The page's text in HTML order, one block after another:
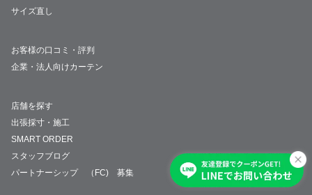
サイズ直し
お客様の口コミ・評判
企業・法人向けカーテン
店舗を探す
出張採寸・施工
SMART ORDER
スタッフブログ
パートナーシップ （FC) 募集